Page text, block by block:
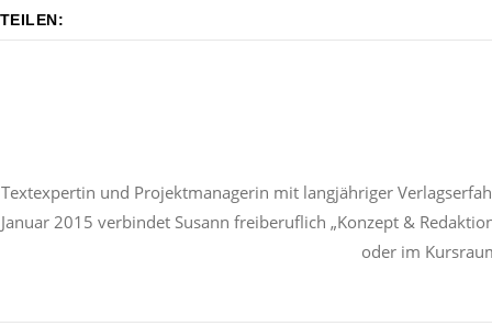
TEILEN:
Textexpertin und Projektmanagerin mit langjähriger
Januar 2015 verbindet Susann freiberuflich „Konzept &
oder im